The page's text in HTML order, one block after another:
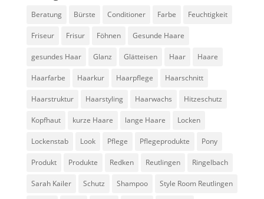
Beratung Bürste Conditioner Farbe Feuchtigkeit
Friseur Frisur Föhnen Gesunde Haare
gesundes Haar Glanz Glätteisen Haar Haare
Haarfarbe Haarkur Haarpflege Haarschnitt
Haarstruktur Haarstyling Haarwachs Hitzeschutz
Kopfhaut kurze Haare lange Haare Locken
Lockenstab Look Pflege Pflegeprodukte Pony
Produkt Produkte Redken Reutlingen Ringelbach
Sarah Kailer Schutz Shampoo Style Room Reutlingen